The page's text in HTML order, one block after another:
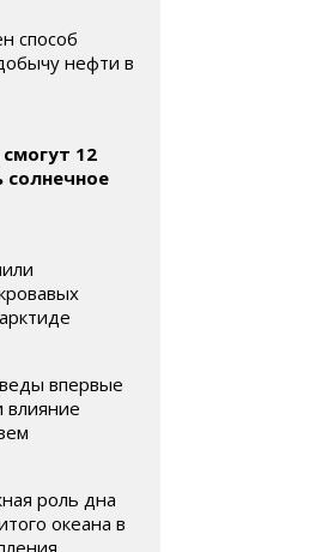
способ
нефти в
12
солнечное
впервые
влияние
роль дна
океана в